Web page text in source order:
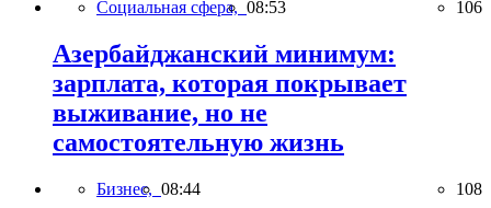
Социальная сфера, 08:53 106
Азербайджанский минимум:
зарплата, которая покрывает
выживание, но не
самостоятельную жизнь
Бизнес, 08:44 108